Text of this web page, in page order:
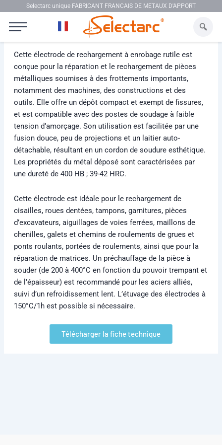
Aller au contenuSelectarc unique FABRICANT FRANCAIS DE METAUX D'APPORT
Cette électrode de rechargement à enrobage rutile est
conçue pour la réparation et le rechargement de pièces
métalliques soumises à des frottements importants,
notamment des machines, des constructions et des
outils. Elle offre un dépôt compact et exempt de fissures,
et est compatible avec des postes de soudage à faible
tension d’amorçage. Son utilisation est facilitée par une
fusion douce, peu de projections et un laitier auto-
détachable, résultant en un cordon de soudure esthétique.
Les propriétés du métal déposé sont caractérisées par
une dureté de 400 HB ; 39-42 HRC.
Cette électrode est idéale pour le rechargement de
cisailles, roues dentées, tampons, garnitures, pièces
d’excavateurs, aiguillages de voies ferrées, maillons de
chenilles, galets et chemins de roulements de grues et
ponts roulants, portées de roulements, ainsi que pour la
réparation de matrices. Un préchauffage de la pièce à
souder (de 200 à 400°C en fonction du pouvoir trempant et
de l’épaisseur) est recommandé pour les aciers alliés,
suivi d’un refroidissement lent. L’étuvage des électrodes à
150°C/1h est possible si nécessaire.
Télécharger la fiche technique